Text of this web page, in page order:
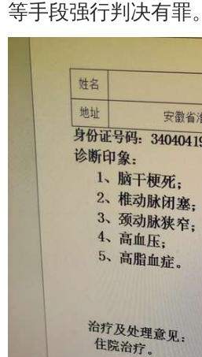
等手段强行判决有罪。